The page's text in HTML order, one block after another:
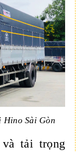
Hino Sài Gòn
tải trọng